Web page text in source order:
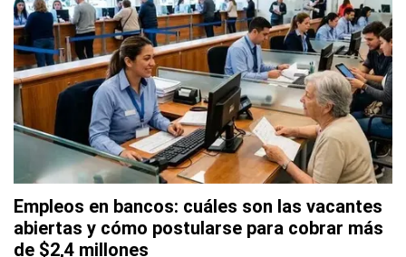
Empleos en bancos: cuáles son las vacantes
abiertas y cómo postularse para cobrar más
de $2,4 millones